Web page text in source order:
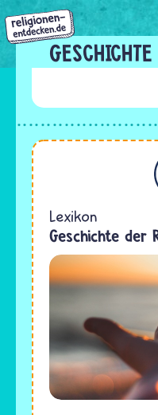
Direkt
zum
Inhalt
Allgemein
Lexikon
Geschichte der